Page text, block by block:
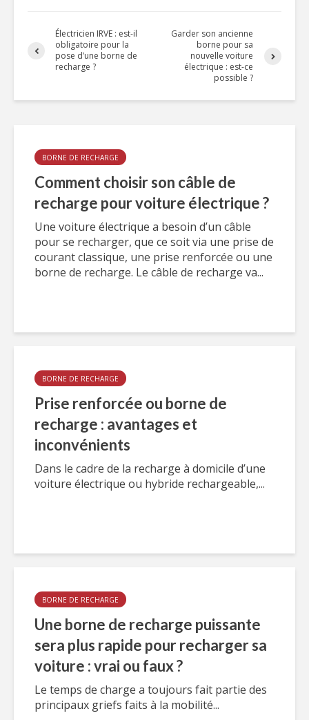
Électricien IRVE : est-il
obligatoire pour la
pose d’une borne de
recharge ?
Garder son ancienne
borne pour sa
nouvelle voiture
électrique : est-ce
possible ?
BORNE DE RECHARGE
Comment choisir son câble de
recharge pour voiture électrique ?
Une voiture électrique a besoin d’un câble
pour se recharger, que ce soit via une prise de
courant classique, une prise renforcée ou une
borne de recharge. Le câble de recharge va...
BORNE DE RECHARGE
Prise renforcée ou borne de
recharge : avantages et
inconvénients
Dans le cadre de la recharge à domicile d’une
voiture électrique ou hybride rechargeable,...
BORNE DE RECHARGE
Une borne de recharge puissante
sera plus rapide pour recharger sa
voiture : vrai ou faux ?
Le temps de charge a toujours fait partie des
principaux griefs faits à la mobilité...